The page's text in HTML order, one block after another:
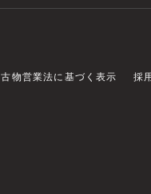
古物営業法に基づく表示 採